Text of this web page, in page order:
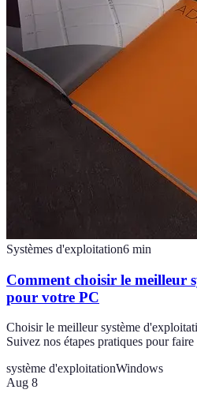
Systèmes d'exploitation6 min
Comment choisir le meilleur
pour votre PC
Choisir le meilleur système
Suivez nos étapes pratiques pour
système d'exploitationWindows
Aug 8